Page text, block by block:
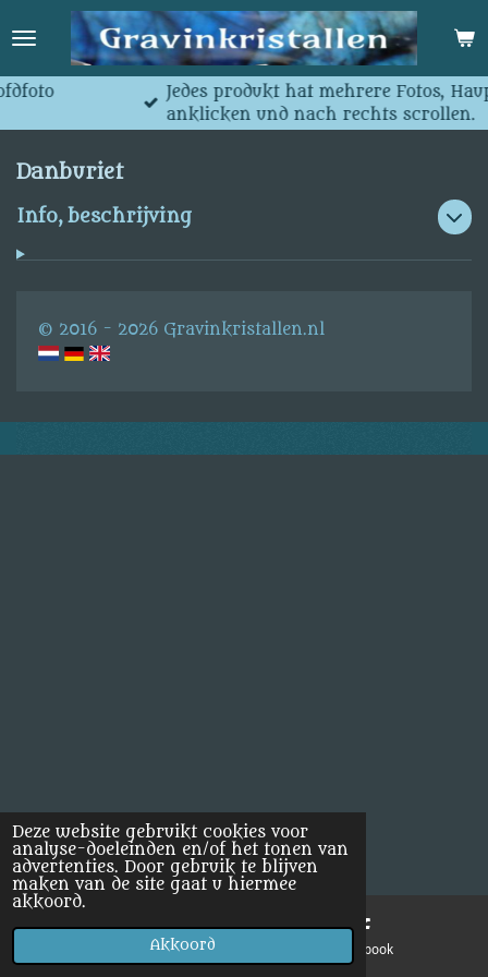
Deze website gebruikt cookies voor
analyse-doeleinden en/of het tonen van
advertenties. Door gebruik te blijven
maken van de site gaat u hiermee
akkoord.
Akkoord
direct
de
Jedes produkt hat mehrere Fotos, Hauptfoto
anklicken und nach rechts scrollen.
Danburiet
Info, beschrijving
© 2016 - 2026 Gravinkristallen.nl
E-mailadres Facebook